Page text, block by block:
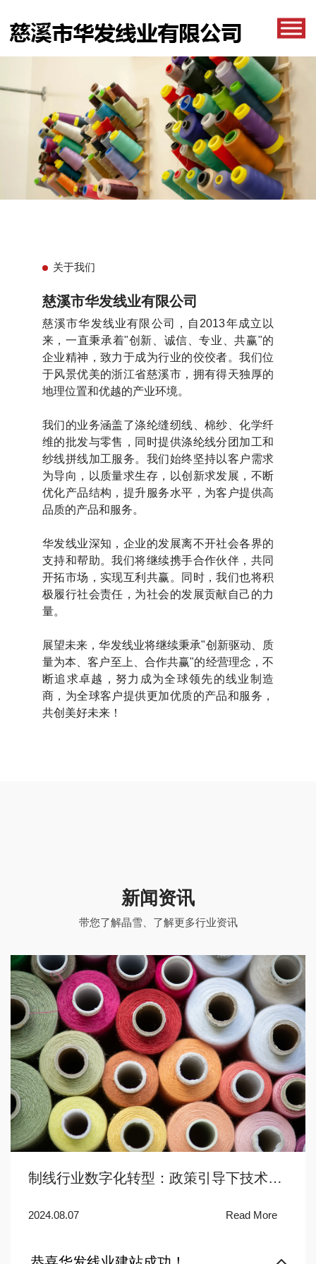
关于我们
慈溪市华发线业有限公司
慈溪市华发线业有限公司，自2013年成立以
来，一直秉承着"创新、诚信、专业、共赢"的
企业精神，致力于成为行业的佼佼者。我们位
于风景优美的浙江省慈溪市，拥有得天独厚的
地理位置和优越的产业环境。
我们的业务涵盖了涤纶缝纫线、棉纱、化学纤
维的批发与零售，同时提供涤纶线分团加工和
纱线拼线加工服务。我们始终坚持以客户需求
为导向，以质量求生存，以创新求发展，不断
优化产品结构，提升服务水平，为客户提供高
品质的产品和服务。
华发线业深知，企业的发展离不开社会各界的
支持和帮助。我们将继续携手合作伙伴，共同
开拓市场，实现互利共赢。同时，我们也将积
极履行社会责任，为社会的发展贡献自己的力
量。
展望未来，华发线业将继续秉承"创新驱动、质
量为本、客户至上、合作共赢"的经营理念，不
断追求卓越，努力成为全球领先的线业制造
商，为全球客户提供更加优质的产品和服务，
共创美好未来！
新闻资讯
带您了解晶雪、了解更多行业资讯
制线行业数字化转型：政策引导下技术创
2024.08.07 Read More